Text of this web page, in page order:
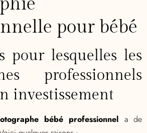
pour bébé
pour lesquelles les
professionnels
investissement
bébé professionnel a de